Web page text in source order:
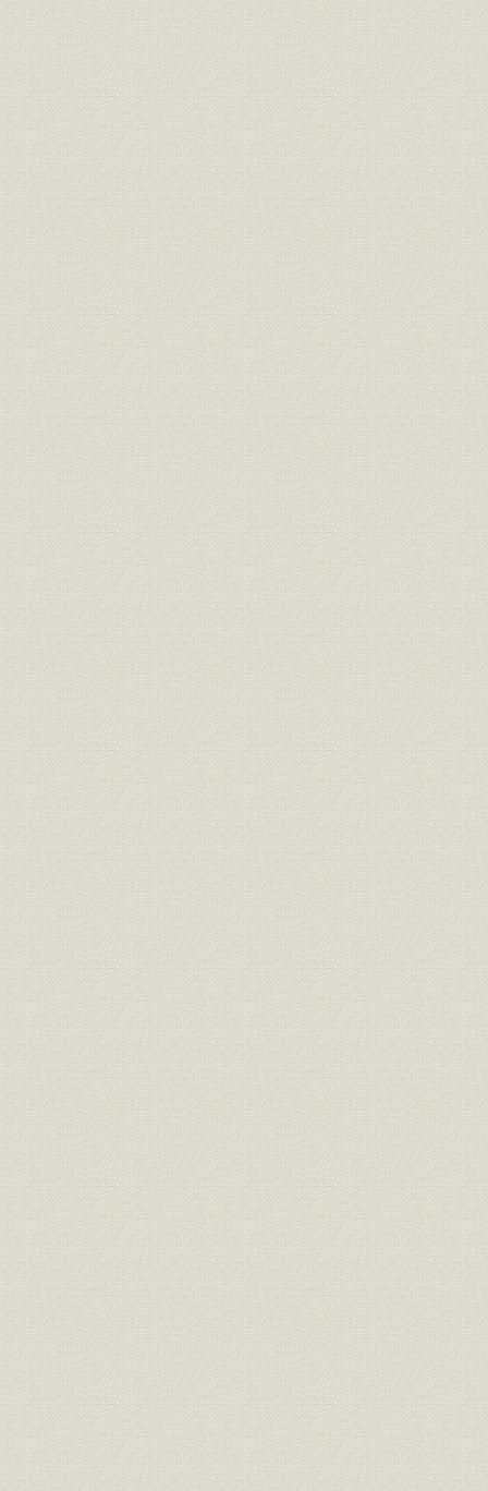
組織;規則 盟約書 明治九年
規則;役員 大元方規程 明治九年
財務・業績
大元方 明治九年春季・秋季惣勘
定
明治九年
定、明治
惣勘定
経営
三井物産会社創立願書(会社創立
御願)
明治九年
経営;規則
三井物産会社創立ニ付同族ト物
産会社々主トノ約定書
明治九年
規則 三井物産会社規則 明治九年
規則 三井物産会社商売取扱手続概略 明治九年
組織;従業員 三井物産会社社員職制 明治一三
財務・業績
三井物産会社資本金額確定ニ付
三井組大元方宛通知状
明治一三
経営;規則
大元方規程改正ニ付相談心得覚
書
明治一〇
経営;規則 盟約書之内改正箇条書 明治一一年
経営;規則 大元方規定改正書 明治一一
経営 明治十六年誓約書 明治一六
経営 三井高福 大元方改正意見書 明治一八
経営 (大元方改役)御尋ニ付見込書 明治一八
経営 三井高福 申談書 明治一八
財務・業績 明治十八年大元方出費改正書写 明治一八年
経営 家長方議書 明治一九
経営 家長方御見込書 明治一九
経営 同苗一致決心誓盟書 明治一九
規則 三井家定則 明治一九年
経営;規則 井上伯へ呈上同族并重役誓約書 明治二三
経営;規則
三井銀行総長・副長ト相談役ト
ノ規約
明治二十
財務・業績 三井銀行 貸借総括表 明治二三
財務・業績 [三井銀行] 全店合併整理予算 明治二十
財務・業績
[三井銀行] 調書類之儘当時決算
之見込
明治二十
社訓 三井家憲第二草案 明治二四